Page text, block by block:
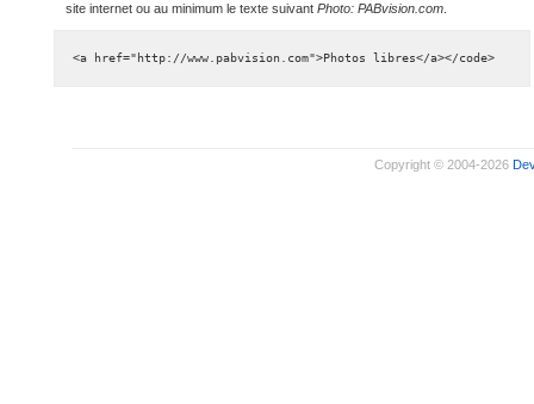
site internet ou au minimum le texte suivant Photo: PABvision.com
<a href="http://www.pabvision.com">Photos libres</a></code>
Copyright © 2004-2026